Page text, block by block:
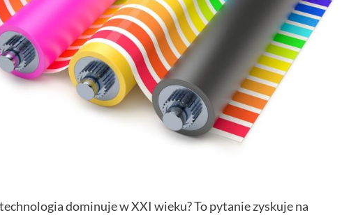
dominuje w XXI wieku? To pytanie zyskuje na